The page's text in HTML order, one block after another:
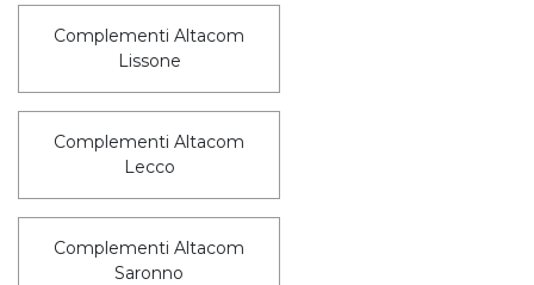
Complementi Altacom
Lissone
Complementi Altacom
Lecco
Complementi Altacom
Saronno